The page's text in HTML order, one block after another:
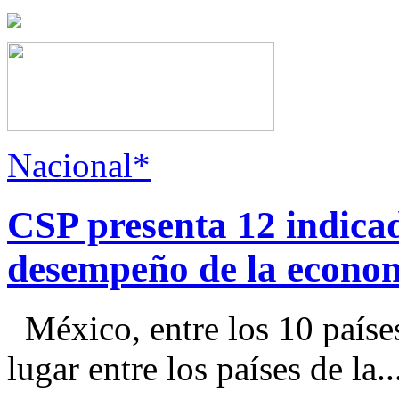
Nacional*
CSP presenta 12
desempeño de la
México, entre los 10
lugar entre los países de